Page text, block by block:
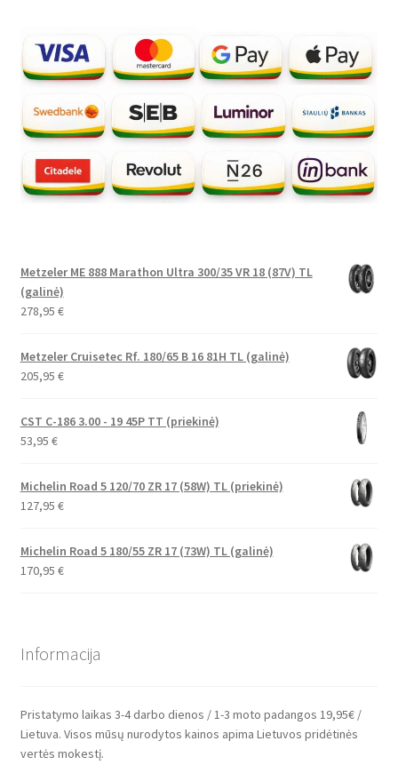
Metzeler ME 888 Marathon Ultra 300/35 VR 18 (87V) TL
(galinė)
278,95 €
Metzeler Cruisetec Rf. 180/65 B 16 81H TL (galinė)
205,95 €
CST C-186 3.00 - 19 45P TT (priekinė)
53,95 €
Michelin Road 5 120/70 ZR 17 (58W) TL (priekinė)
127,95 €
Michelin Road 5 180/55 ZR 17 (73W) TL (galinė)
170,95 €
Informacija
Pristatymo laikas 3-4 darbo dienos / 1-3 moto padangos 19,95€ /
Lietuva. Visos mūsų nurodytos kainos apima Lietuvos pridėtinės
vertės mokestį.